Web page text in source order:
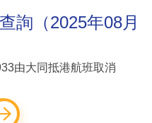
詢（2025年08月
由大同抵港航班取消